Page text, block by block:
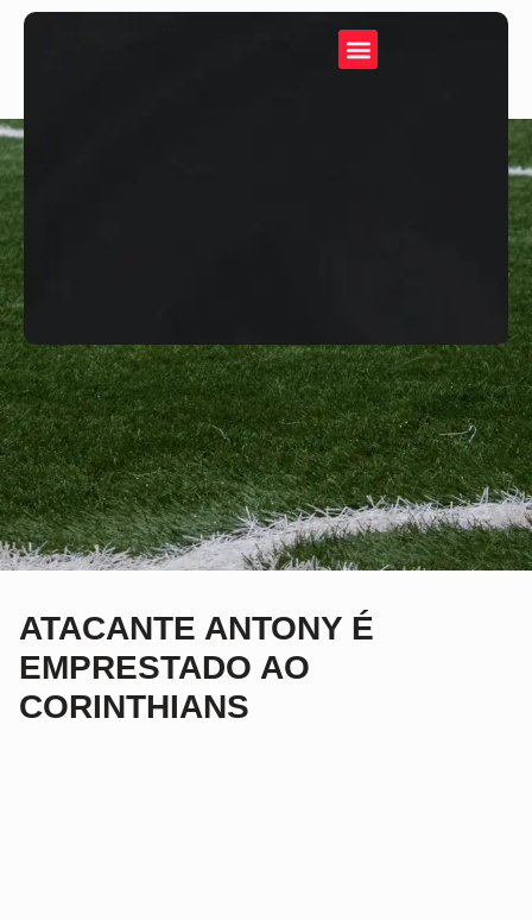
ATACANTE ANTONY É
EMPRESTADO AO
CORINTHIANS